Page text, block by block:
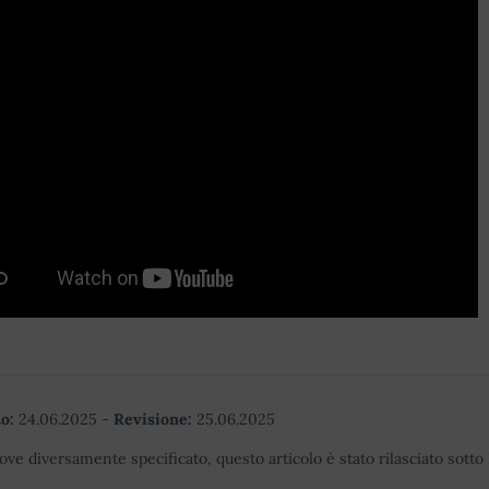
24.06.2025 - Revisione: 25.06.2025
diversamente specificato, questo articolo è stato rilasciato